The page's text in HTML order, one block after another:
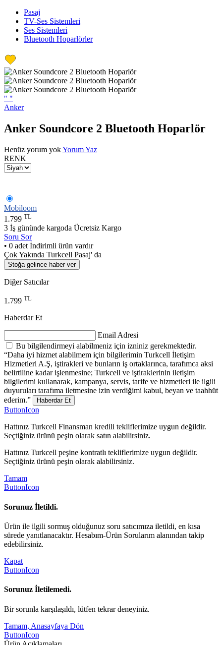
Pasaj
TV-Ses Sistemleri
Ses Sistemleri
Bluetooth Hoparlörler
" "
Anker
Anker Soundcore 2 Bluetooth Hoparlör
Henüz yorum yokYorum Yaz
RENK
Mobiloom
1.799 TL
3 İş gününde kargoda Ücretsiz Kargo
Soru Sor
• 0 adet İndirimli ürün vardır
Çok Yakında Turkcell Pasaj' da
Stoğa gelince haber ver
Diğer Satıcılar
1.799 TL
Haberdar Et
Email Adresi
Bu bilgilendirmeyi alabilmeniz için izniniz gerekmektedir.
“Daha iyi hizmet alabilmem için bilgilerimin Turkcell İletişim
Hizmetleri A.Ş, iştirakleri ve bunların iş ortaklarınca, tarafımca aksi
belirtiline kadar işlenmesine; Turkcell ve iştiraklerinin iletişim
bilgilerimi kullanarak, kampanya, servis, tarife ve hizmetleri ile ilgili
duyuruları tarafıma iletmesine izin verdiğimi kabul, beyan ve taahhüt
ederim.”
Haberdar Et
ButtonIcon
Hattınız Turkcell Finansman kredili tekliflerimize uygun değildir.
Seçtiğiniz ürünü peşin olarak satın alabilirsiniz.
Hattınız Turkcell peşine kontratlı tekliflerimize uygun değildir.
Seçtiğiniz ürünü peşin olarak alabilirsiniz.
Tamam
ButtonIcon
Sorunuz İletildi.
Ürün ile ilgili sormuş olduğunuz soru satıcımıza iletildi, en kısa
sürede yanıtlanacaktır. Hesabım-Ürün Sorularım alanından takip
edebilirsiniz.
Kapat
ButtonIcon
Sorunuz İletilemedi.
Bir sorunla karşılaşıldı, lütfen tekrar deneyiniz.
Tamam, Anasayfaya Dön
ButtonIcon